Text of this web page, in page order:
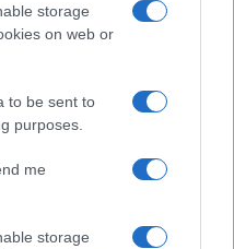
storage
on web or
to be sent to
purposes.
me
storage